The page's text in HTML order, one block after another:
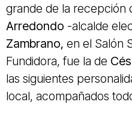
grande de la recepción
Arredondo -alcalde
Zambrano, en el Salón
Fundidora, fue la de
las siguientes
local, acompañados